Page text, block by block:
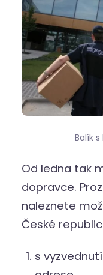
Balík s
Od ledna tak
dopravce.
naleznete
České
s